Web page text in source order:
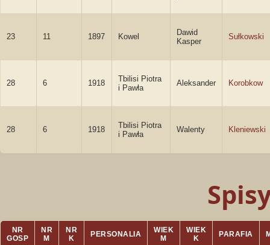
23 11 1897 Kowel
Dawid
Kasper
Sułkowski
28 6 1918
Tbilisi Piotra
i Pawła
Aleksander Korobkow
28 6 1918
Tbilisi Piotra
i Pawła
Walenty Kleniewski
NR
GOSP
NR
M
NR
K
PERSONALIA
WIEK
M
WIEK
K
PARAFIA